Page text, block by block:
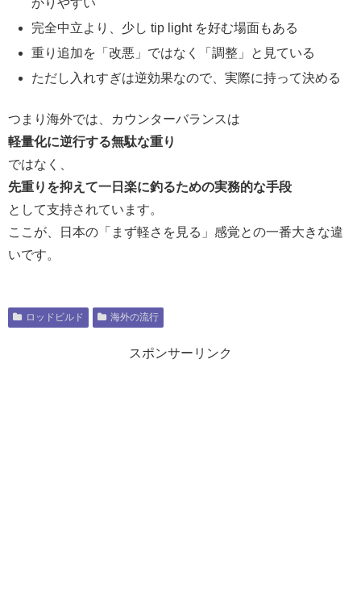
完全中立より、少し tip light を好む場面もある
重り追加を「改悪」ではなく「調整」と見ている
ただし入れすぎは逆効果なので、実際に持って決める
つまり海外では、カウンターバランスは
軽量化に逆行する無駄な重り
ではなく、
先重りを抑えて一日楽に釣るための実務的な手段
として支持されています。
ここが、日本の「まず軽さを見る」感覚との一番大きな違
いです。
ロッドビルド 海外の流行
スポンサーリンク